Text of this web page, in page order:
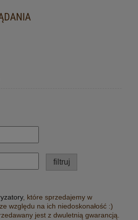
filtruj
, które sprzedajemy w
względu na ich niedoskonałość :)
jest z dwuletnią gwarancją.